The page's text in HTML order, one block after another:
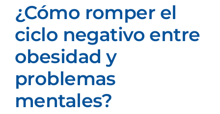
¿Cómo romper el
ciclo negativo entre
obesidad y
problemas
mentales?